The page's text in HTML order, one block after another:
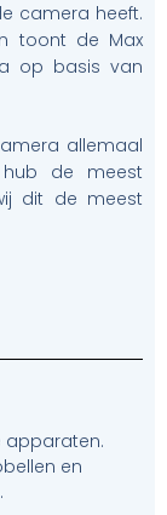
camera heeft.
toont de Max
op basis van
allemaal
de meest
dit de meest
apparaten.
en